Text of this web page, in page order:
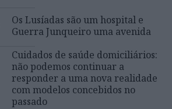
Os Lusíadas são um hospital e
Guerra Junqueiro uma avenida
Cuidados de saúde domiciliários:
não podemos continuar a
responder a uma nova realidade
com modelos concebidos no
passado